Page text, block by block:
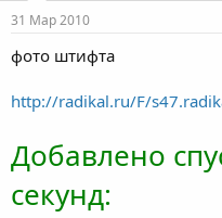
31 Мар 2010
фото штифта
http://radikal.ru/F/
Добавлено
секунд: